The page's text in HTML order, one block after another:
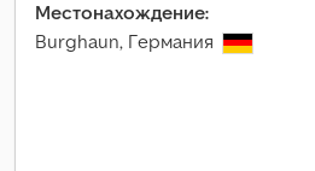
Местонахождение:
Burghaun, Германия